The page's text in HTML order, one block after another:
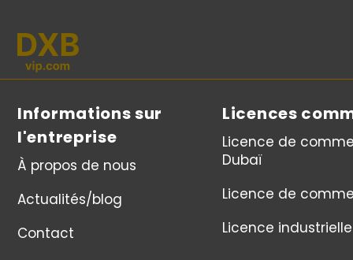
Informations sur
l'entreprise
À propos de nous
Actualités/blog
Contact
Licences
Licence de
Dubaï
Licence de
Licence industrielle